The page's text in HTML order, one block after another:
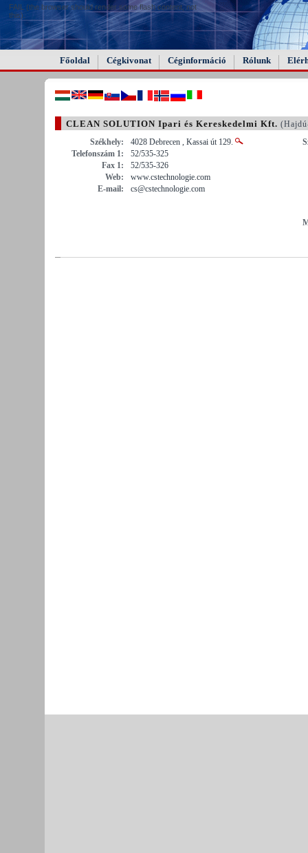
FAIL (the browser should render some flash content, not
this).
Főoldal Cégkivonat Céginformáció Rólunk
CLEAN SOLUTION Ipari és Kereskedelmi Kft.
Székhely:
4028 Debrecen , Kassai út 129.
Telefonszám 1:
52/535-325
Fax 1:
52/535-326
Web:
www.cstechnologie.com
E-mail:
cs@cstechnologie.com